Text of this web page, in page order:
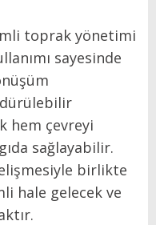
toprak yönetimi
sayesinde
hem çevreyi
sağlayabilir.
birlikte
hale gelecek ve